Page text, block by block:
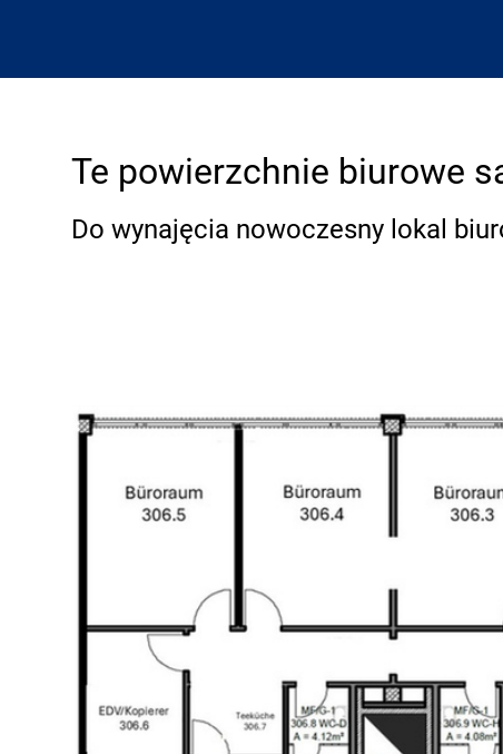
Te powierzchnie biurowe
Do wynajęcia nowoczesny lokal